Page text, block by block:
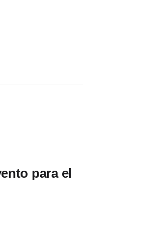
para el